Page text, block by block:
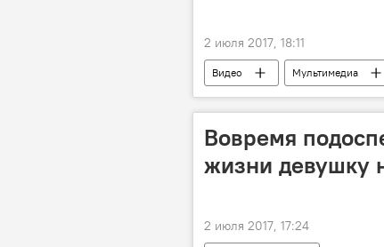
2 июля 2017, 18:11
Видео Мультимедиа
Вовремя
жизни девушку
2 июля 2017, 17:24